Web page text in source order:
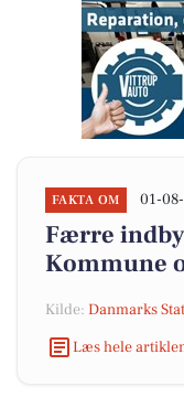
FAKTA OM 01-
Færre
Kommune
Kilde: Danmarks
Læs hele